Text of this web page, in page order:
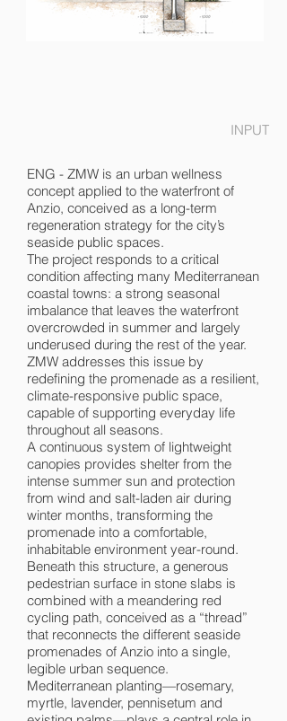
INPUT
ENG - ZMW is an urban wellness
concept applied to the waterfront of
Anzio, conceived as a long-term
regeneration strategy for the city’s
seaside public spaces.
The project responds to a critical
condition affecting many Mediterranean
coastal towns: a strong seasonal
imbalance that leaves the waterfront
overcrowded in summer and largely
underused during the rest of the year.
ZMW addresses this issue by
redefining the promenade as a resilient,
climate-responsive public space,
capable of supporting everyday life
throughout all seasons.
A continuous system of lightweight
canopies provides shelter from the
intense summer sun and protection
from wind and salt-laden air during
winter months, transforming the
promenade into a comfortable,
inhabitable environment year-round.
Beneath this structure, a generous
pedestrian surface in stone slabs is
combined with a meandering red
cycling path, conceived as a “thread”
that reconnects the different seaside
promenades of Anzio into a single,
legible urban sequence.
Mediterranean planting—rosemary,
myrtle, lavender, pennisetum and